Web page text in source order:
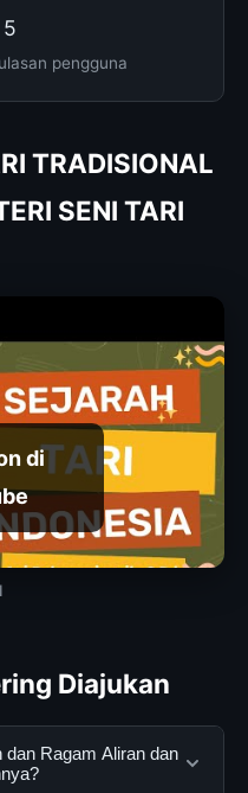
pengguna
TRADISIONAL
SENI TARI
di
Diajukan
Ragam Aliran dan